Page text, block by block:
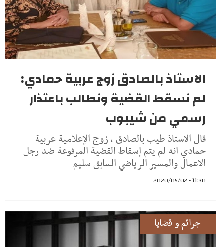
الاستاذ بالصادق زوج عربية حمادي:
لم نسقط القضية ونطالب باعتذار
رسمي من شيبوب
قال الاستاذ طيب بالصادق ، زوج الإعلامية عربية
حمادي انه لم يتم إسقاط القضية المرفوعة ضد رجل
الاعمال والمسير الرياضي السابق سليم
11:30 - 2020/05/02
جرائم و قضايا